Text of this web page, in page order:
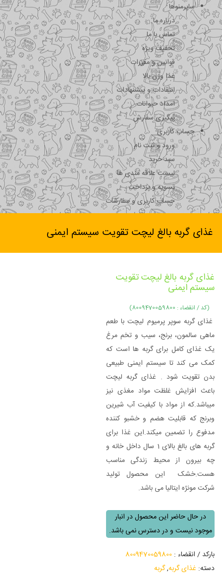
سایرمنوها
درباره ما
تماس با ما
تخفیف ویژه
قوانین و مقررات
غذا وزن بالا
انتقادات و پیشنهادات
امداد حیوانات
پیگیری سفارش
حساب کاربری
ورود و ثبت نام
سبد خرید
لیست علاقه مندی ها
تسویه و پرداخت
حساب کاربری و سفارشات
غذای گربه بالغ لیچت تقویت سیستم ایمنی
غذای گربه بالغ لیچت تقویت
سیستم ایمنی
(کد / انقضاء : 8009470059800)
غذای گربه سوپر پرمیوم لیچت با طعم
ماهی سالمون، برنج، سیب و تخم مرغ
یک غذای کامل برای گربه ها است که
کمک می کند تا سیستم ایمنی طبیعی
بدن تقویت شود . غذای گربه لیچت
باعث افزایش غلظت مواد مغذی نیز
میباشد.که از مواد با کیفیت آب شیرین
وبرنج که قابلیت هضم و خشبو کننده
مدفوع را تضمین میکند.این غذا برای
گربه های بالغ بالای 1 سال داخل خانه و
چه بیرون از محیط زندگی مناسب
هست.خشک این محصول تولید
شرکت مونژه ایتالیا می باشد.
در حال حاضر این محصول در انبار
موجود نیست و در دسترس نمی باشد.
بارکد / انقضاء :8009470059800
دسته: غذای گربه,گربه